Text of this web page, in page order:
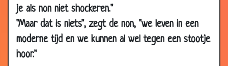
je als non niet shockeren."
"Maar dat is niets", zegt de non, "we leven in een
moderne tijd en we kunnen al wel tegen een stootje
hoor."
09 Jul
2016
Winkelen
24 Jun
2016
Verhaal komen halen 3.23